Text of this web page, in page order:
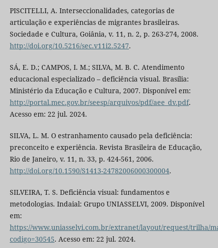
PISCITELLI, A. Interseccionalidades, categorias de
articulação e experiências de migrantes brasileiras.
Sociedade e Cultura, Goiânia, v. 11, n. 2, p. 263-274, 2008.
http://doi.org/10.5216/sec.v11i2.5247.
SÁ, E. D.; CAMPOS, I. M.; SILVA, M. B. C. Atendimento
educacional especializado – deficiência visual. Brasília:
Ministério da Educação e Cultura, 2007. Disponível em:
http://portal.mec.gov.br/seesp/arquivos/pdf/aee_dv.pdf.
Acesso em: 22 jul. 2024.
SILVA, L. M. O estranhamento causado pela deficiência:
preconceito e experiência. Revista Brasileira de Educação,
Rio de Janeiro, v. 11, n. 33, p. 424-561, 2006.
http://doi.org/10.1590/S1413-24782006000300004.
SILVEIRA, T. S. Deficiência visual: fundamentos e
metodologias. Indaial: Grupo UNIASSELVI, 2009. Disponível
em:
https://www.uniasselvi.com.br/extranet/layout/request/trilha/
codigo=30545. Acesso em: 22 jul. 2024.